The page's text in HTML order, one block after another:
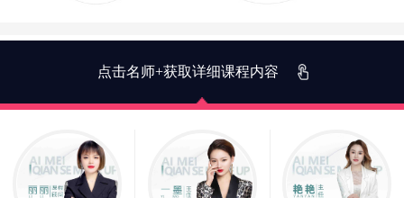
点击名师+获取详细课程内容